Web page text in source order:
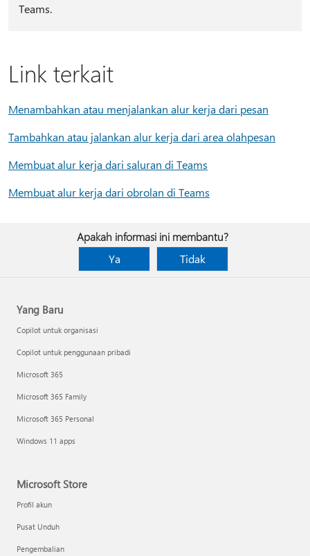
Teams.
Link terkait
Menambahkan atau menjalankan alur kerja dari pesan
Tambahkan atau jalankan alur kerja dari area olahpesan
Membuat alur kerja dari saluran di Teams
Membuat alur kerja dari obrolan di Teams
Apakah informasi ini membantu?
Ya
Tidak
Yang Baru
Copilot untuk organisasi
Copilot untuk penggunaan pribadi
Microsoft 365
Microsoft 365 Family
Microsoft 365 Personal
Windows 11 apps
Microsoft Store
Profil akun
Pusat Unduh
Pengembalian